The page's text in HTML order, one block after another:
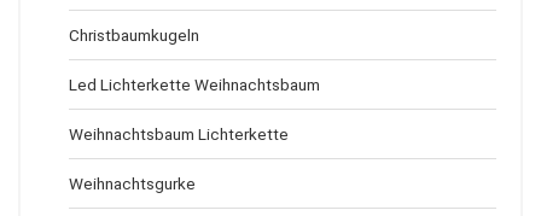
Christbaumkugeln
Led Lichterkette Weihnachtsbaum
Weihnachtsbaum Lichterkette
Weihnachtsgurke